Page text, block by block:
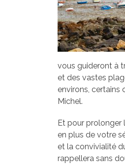
vous guideront à
et des vastes
environs, certains
Michel.
Et pour prolonger
en plus de votre
et la convivialité
rappellera sans